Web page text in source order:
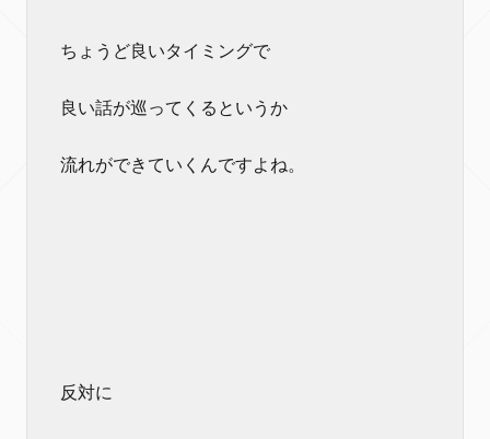
ちょうど良いタイミングで
良い話が巡ってくるというか
流れができていくんですよね。
反対に